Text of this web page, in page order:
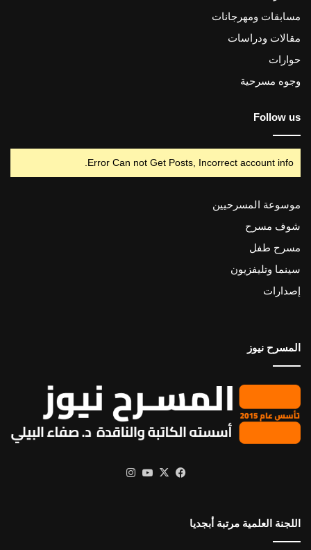
مسابقات ومهرجانات
مقالات ودراسات
حوارات
وجوه مسرحية
Follow us
Error Can not Get Posts, Incorrect account info.
موسوعة المسرحيين
شوف مسرح
مسرح طفل
سينما وتليفزيون
إصدارات
المسرح نيوز
فيسبوك
X يوتيوب
اللجنة العلمية مرتبة أبجديا